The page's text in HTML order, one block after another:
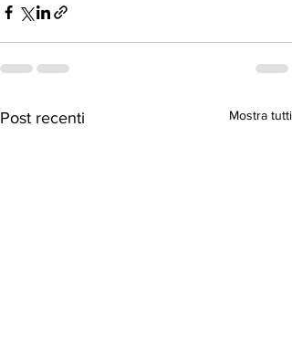
Post recenti Mostra tutti